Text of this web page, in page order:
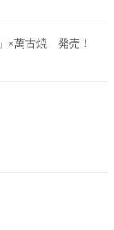
×萬古焼 発売！